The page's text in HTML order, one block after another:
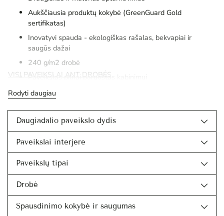
Aukščiausia produktų kokybė (GreenGuard Gold
sertifikatas)
Inovatyvi spauda - ekologiškas rašalas, bekvapiai ir
saugūs dažai
240 g/m2 drobė
Paveikslas pilnai paruoštas kabinimui
VISI PAVEIKSLAI ANT DROBĖS
Rodyti daugiau
Daugiadalio paveikslo dydis
Paveikslai interjere
Paveikslų tipai
Drobė
Spausdinimo kokybė ir saugumas